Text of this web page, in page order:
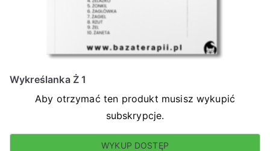
Wykreślanka Ż 1
Aby otrzymać ten produkt musisz wykupić
subskrypcje.
WYKUP DOSTĘP